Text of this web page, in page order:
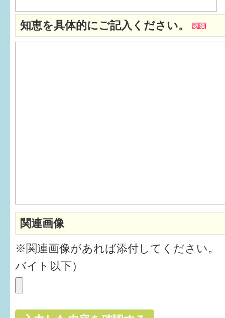
知恵を具体的にご記入ください。
関連画像
※関連画像があれば添付してください。
バイト以下）
子育てカレンダー
妊娠
子育てマップ
イベントレポート
なるほどコラム
メールマガジン
はぐくむ.net相談コーナー